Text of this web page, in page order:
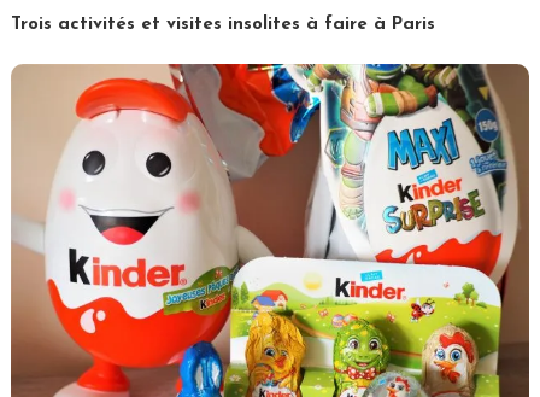
Paris
Trois activités et visites insolites à faire à Paris
Tagged
Hélicoptère,
insolite
,
Réalité
Virtuelle,
Saint
Germain